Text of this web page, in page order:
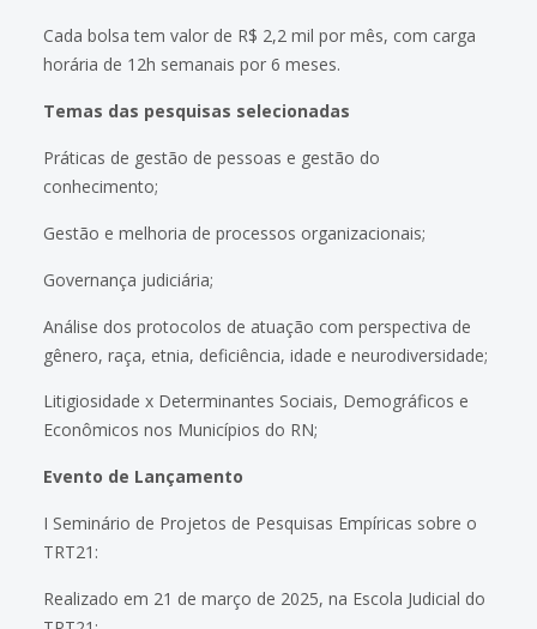
Cada bolsa tem valor de R$ 2,2 mil por mês, com carga
horária de 12h semanais por 6 meses.
Temas das pesquisas selecionadas
Práticas de gestão de pessoas e gestão do
conhecimento;
Gestão e melhoria de processos organizacionais;
Governança judiciária;
Análise dos protocolos de atuação com perspectiva de
gênero, raça, etnia, deficiência, idade e neurodiversidade;
Litigiosidade x Determinantes Sociais, Demográficos e
Econômicos nos Municípios do RN;
Evento de Lançamento
I Seminário de Projetos de Pesquisas Empíricas sobre o
TRT21:
Realizado em 21 de março de 2025, na Escola Judicial do